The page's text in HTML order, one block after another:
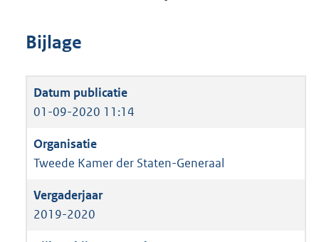
Bijlage
01-09-2020 11:14
Tweede Kamer der Staten-Generaal
2019-2020